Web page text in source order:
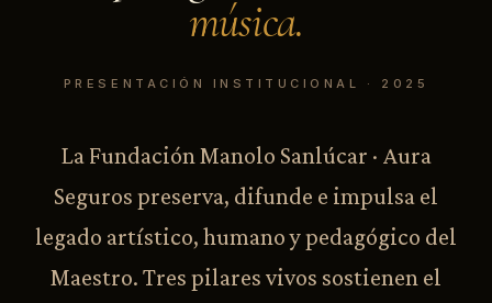
música.
PRESENTACIÓN INSTITUCIONAL · 2025
La Fundación Manolo Sanlúcar · Aura
Seguros preserva, difunde e impulsa el
legado artístico, humano y pedagógico del
Maestro. Tres pilares vivos sostienen el